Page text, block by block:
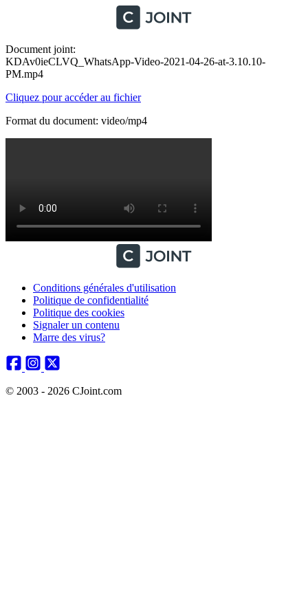
Document joint:
KDAv0ieCLVQ_WhatsApp-Video-2021-04-26-at-3.10.10-
PM.mp4
Cliquez pour accéder au fichier
Format du document: video/mp4
Conditions générales d'utilisation
Politique de confidentialité
Politique des cookies
Signaler un contenu
Marre des virus?
© 2003 - 2026 CJoint.com